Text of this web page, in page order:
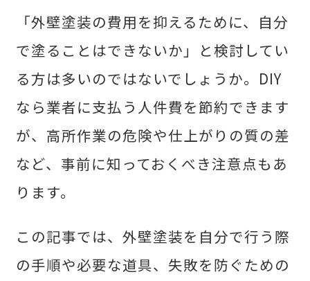
mail お問い合わせ
Follow Us
「外壁塗装の費用を抑えるために、自分
で塗ることはできないか」と検討してい
る方は多いのではないでしょうか。DIY
なら業者に支払う人件費を節約できます
が、高所作業の危険や仕上がりの質の差
など、事前に知っておくべき注意点もあ
ります。
この記事では、外壁塗装を自分で行う際
の手順や必要な道具、失敗を防ぐための